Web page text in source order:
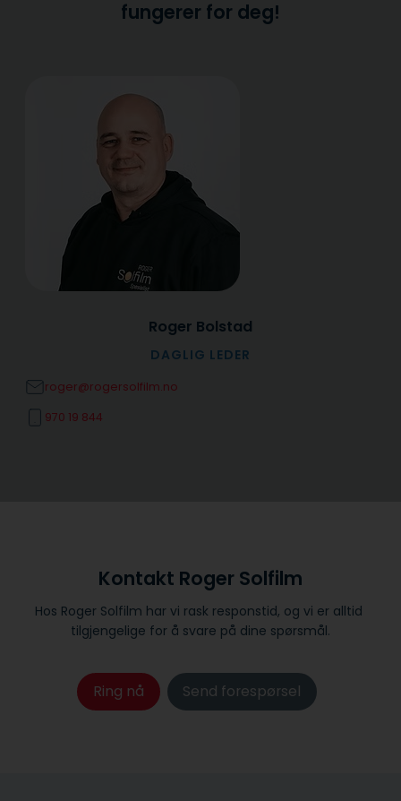
fungerer for deg!
Roger Bolstad
DAGLIG LEDER
roger@rogersolfilm.no
970 19 844
Kontakt Roger Solfilm
Hos Roger Solfilm har vi rask responstid, og vi er alltid ​
tilgjengelige for å svare på dine spørsmål.
Ring nå Send forespørsel